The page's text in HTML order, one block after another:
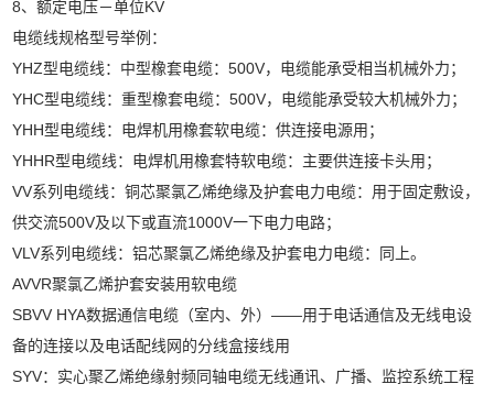
8、额定电压－单位KV
电缆线规格型号举例：
YHZ型电缆线：中型橡套电缆：500V，电缆能承受相当机械外力；
YHC型电缆线：重型橡套电缆：500V，电缆能承受较大机械外力；
YHH型电缆线：电焊机用橡套软电缆：供连接电源用；
YHHR型电缆线：电焊机用橡套特软电缆：主要供连接卡头用；
VV系列电缆线：铜芯聚氯乙烯绝缘及护套电力电缆：用于固定敷设，
供交流500V及以下或直流1000V一下电力电路；
VLV系列电缆线：铝芯聚氯乙烯绝缘及护套电力电缆：同上。
AVVR聚氯乙烯护套安装用软电缆
SBVV HYA数据通信电缆（室内、外）——用于电话通信及无线电设
备的连接以及电话配线网的分线盒接线用
SYV：实心聚乙烯绝缘射频同轴电缆无线通讯、广播、监控系统工程